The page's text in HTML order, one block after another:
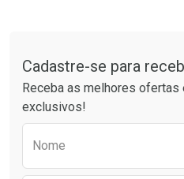
Por R$ 15,19/cada
Cadastre-se para
Receba as melhores
exclusivos!
Nome